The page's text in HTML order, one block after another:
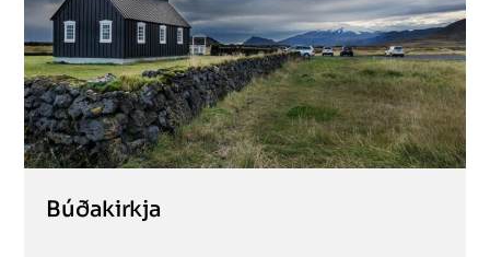
Búðakirkja